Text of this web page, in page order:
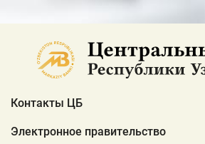
Контакты ЦБ
Электронное правительство